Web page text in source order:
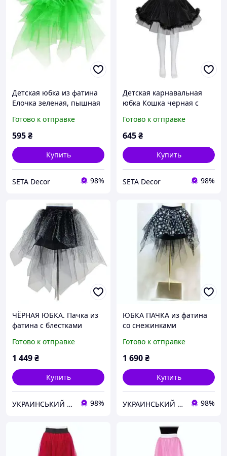
Детская юбка из фатина
Елочка зеленая, пышная
6-9 лет, длина 25 см
Готово к отправке
595₴
Купить
SETA Decor 98%
Детская карнавальная
юбка Кошка черная с
кантом
Готово к отправке
645₴
Купить
SETA Decor 98%
ЧЁРНАЯ ЮБКА. Пачка из
фатина с блестками
Готово к отправке
1 449₴
Купить
УКРАИНСЬКИЙ БАРМАЛЕЙ 98%
ЮБКА ПАЧКА из фатина
со снежинками
Готово к отправке
1 690₴
Купить
УКРАИНСЬКИЙ БАРМАЛЕЙ 98%